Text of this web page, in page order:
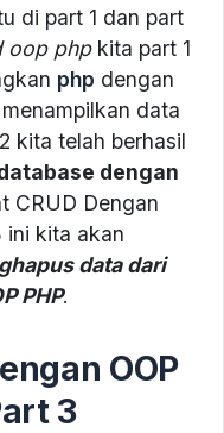
di part 1 dan part
oop phpkita part 1
php dengan
data
kita telah berhasil
dengan
CRUD Dengan
ini kita akan
data dari
PHP.
OOP
3